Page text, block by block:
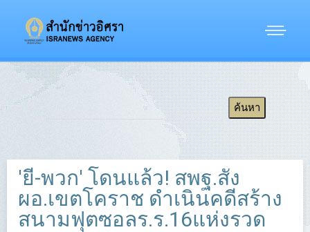
'ยี-พวก' โดนแล้ว! สพฐ.สั่ง
ผอ.เขตโคราช ดำเนินคดีสร้าง
สนามฟุตซอลร.ร.16แห่งรวด